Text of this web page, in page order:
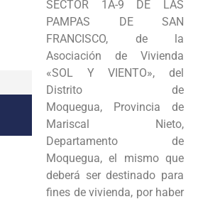
SECTOR 1A-9 DE LAS
PAMPAS DE SAN
FRANCISCO, de la
Asociación de Vivienda
«SOL Y VIENTO», del
Distrito de
Moquegua, Provincia de
Mariscal Nieto,
Departamento de
Moquegua, el mismo que
deberá ser destinado para
fines de vivienda, por haber